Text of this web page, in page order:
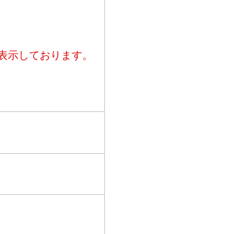
しております。